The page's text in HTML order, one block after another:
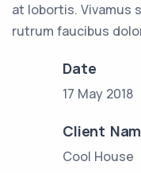
at lobortis. Vivamus
rutrum faucibus
Date
17 May 2018
Client
Cool House